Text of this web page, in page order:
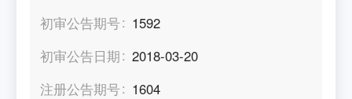
初审公告期号
1592
初审公告日期
2018-03-20
注册公告期号
1604